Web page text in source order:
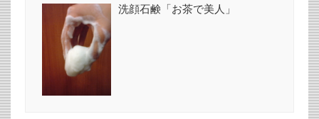
洗顔石鹸「お茶で美人」